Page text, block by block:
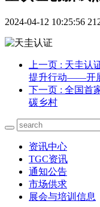
2024-04-12 10:25:56
上一页 : 天圭认
提升行动——开
下一页 : 全国首
碳乡村
资讯中心
TGC资讯
通知公告
市场供求
展会与培训信息